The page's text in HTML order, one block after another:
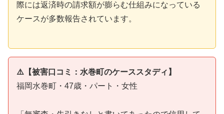
際には返済時の請求額が膨らむ仕組みになっている
ケースが多数報告されています。
⚠️【被害口コミ：水巻町のケーススタディ】
福岡水巻町・47歳・パート・女性